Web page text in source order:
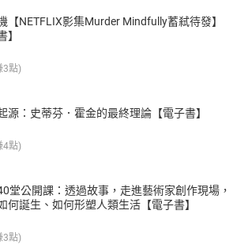
【同流】
處
異
功的祕訣
【NETFLIX影集Murder Mindfully蓄弒待發】
】
3點)
源：史蒂芬．霍金的最終理論【電子書】
4點)
堂公開課：透過故事，走進藝術家創作現場，
何誕生、如何形塑人類生活【電子書】
3點)